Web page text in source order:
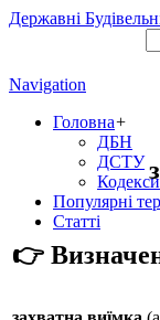
Державні
Navigation
Головна+
ДБН
ДСТУ
Кодекси
Популярні
Статті
👉